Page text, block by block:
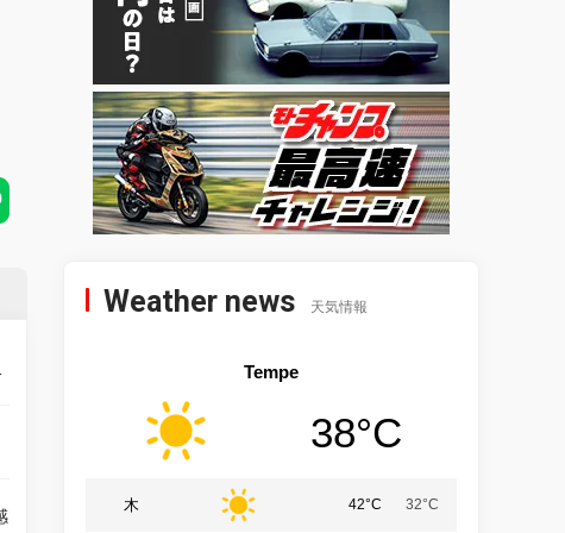
Weather news 天気情報
Tempe
38°C
木 42°C 32°C